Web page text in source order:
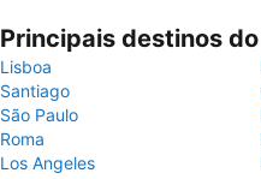
Principais destinos
Lisboa
Santiago
São Paulo
Roma
Los Angeles